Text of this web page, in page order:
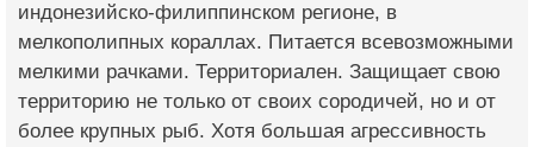
индонезийско-филиппинском регионе, в
мелкополипных кораллах. Питается всевозможными
мелкими рачками. Территориален. Защищает свою
территорию не только от своих сородичей, но и от
более крупных рыб. Хотя большая агрессивность